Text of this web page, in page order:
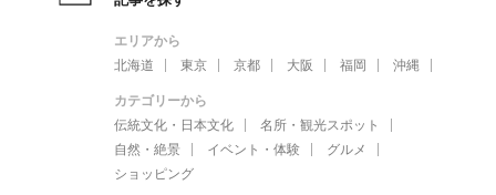
エリアから
北海道
東京 京都 大阪 福岡 沖縄
カテゴリーから
伝統文化・日本文化
名所・観光スポット
自然・絶景
イベント・体験
グルメ
ショッピング